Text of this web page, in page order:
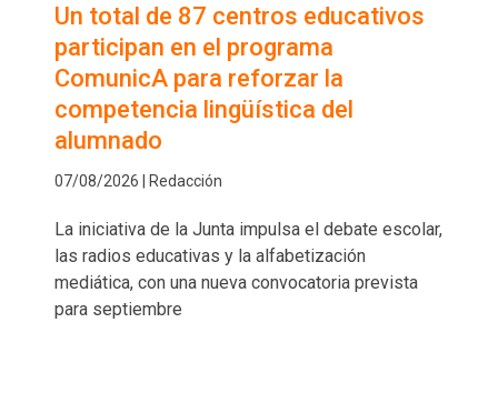
Un total de 87 centros educativos
participan en el programa
ComunicA para reforzar la
competencia lingüística del
alumnado
07/08/2026 | Redacción
La iniciativa de la Junta impulsa el debate escolar,
las radios educativas y la alfabetización
mediática, con una nueva convocatoria prevista
para septiembre